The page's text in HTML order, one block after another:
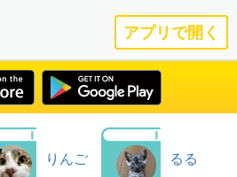
アプリで開く
りんご るる